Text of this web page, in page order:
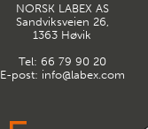
NORSK LABEX AS
Sandviksveien 26,
1363 Høvik
Tel: 66 79 90 20
E-post: info@labex.com